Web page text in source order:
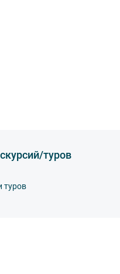
туров
туров